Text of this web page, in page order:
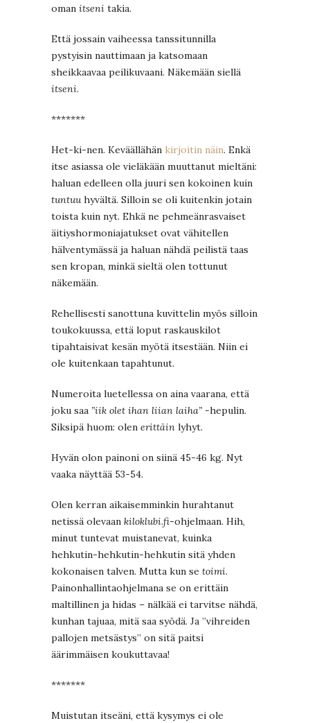
oman itseni takia.
Että jossain vaiheessa tanssitunnilla
pystyisin nauttimaan ja katsomaan
sheikkaavaa peilikuvaani. Näkemään siellä
itseni.
*******
Het-ki-nen. Keväällähän kirjoitin näin. Enkä
itse asiassa ole vieläkään muuttanut mieltäni:
haluan edelleen olla juuri sen kokoinen kuin
tuntuu hyvältä. Silloin se oli kuitenkin jotain
toista kuin nyt. Ehkä ne pehmeänrasvaiset
äitiyshormoniajatukset ovat vähitellen
hälventymässä ja haluan nähdä peilistä taas
sen kropan, minkä sieltä olen tottunut
näkemään.
Rehellisesti sanottuna kuvittelin myös silloin
toukokuussa, että loput raskauskilot
tipahtaisivat kesän myötä itsestään. Niin ei
ole kuitenkaan tapahtunut.
Numeroita luetellessa on aina vaarana, että
joku saa ”iik olet ihan liian laiha” -hepulin.
Siksipä huom: olen erittäin lyhyt.
Hyvän olon painoni on siinä 45-46 kg. Nyt
vaaka näyttää 53-54.
Olen kerran aikaisemminkin hurahtanut
netissä olevaan kiloklubi.fi-ohjelmaan. Hih,
minut tuntevat muistanevat, kuinka
hehkutin-hehkutin-hehkutin sitä yhden
kokonaisen talven. Mutta kun se toimi.
Painonhallintaohjelmana se on erittäin
maltillinen ja hidas – nälkää ei tarvitse nähdä,
kunhan tajuaa, mitä saa syödä. Ja ”vihreiden
pallojen metsästys” on sitä paitsi
äärimmäisen koukuttavaa!
*******
Muistutan itseäni, että kysymys ei ole